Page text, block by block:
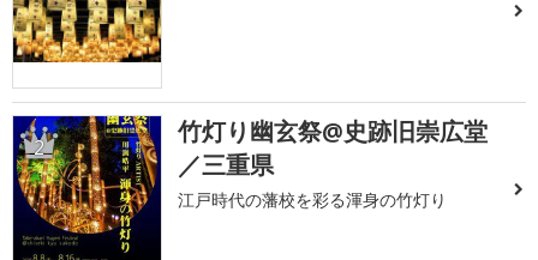
2
竹灯り幽玄祭@史跡旧崇広堂
／三重県
江戸時代の藩校を彩る渾身の竹灯り